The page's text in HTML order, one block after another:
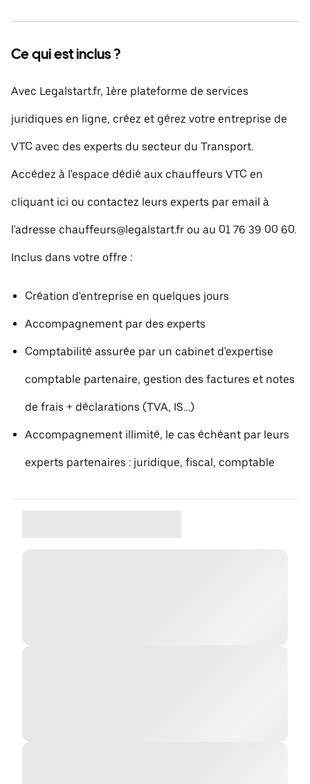
Ce qui est inclus ?
Avec Legalstart.fr, 1ère plateforme de services
juridiques en ligne, créez et gérez votre entreprise de
VTC avec des experts du secteur du Transport.
Accédez à l'espace dédié aux chauffeurs VTC en
cliquant ici ou contactez leurs experts par email à
l'adresse chauffeurs@legalstart.fr ou au 01 76 39 00 60.
Inclus dans votre offre :
Création d'entreprise en quelques jours
Accompagnement par des experts
Comptabilité assurée par un cabinet d'expertise
comptable partenaire, gestion des factures et notes
de frais + déclarations (TVA, IS…)
Accompagnement illimité, le cas échéant par leurs
experts partenaires : juridique, fiscal, comptable